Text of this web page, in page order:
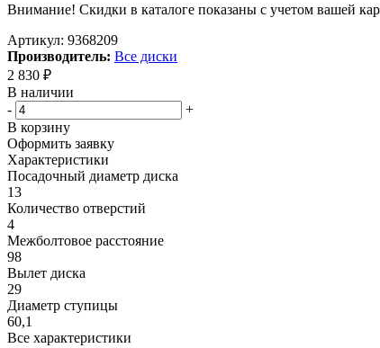
Внимание! Скидки в каталоге показаны с учетом вашей
Артикул: 9368209
Производитель: Все диски
2 830 ₽
В наличии
-
+
В корзину
Оформить заявку
Характеристики
Посадочный диаметр диска
13
Количество отверстий
4
Межболтовое расстояние
98
Вылет диска
29
Диаметр ступицы
60,1
Все характеристики